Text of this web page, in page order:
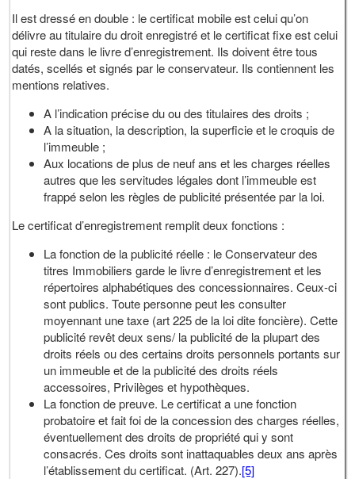
Il est dressé en double : le certificat mobile est celui qu’on
délivre au titulaire du droit enregistré et le certificat fixe est celui
qui reste dans le livre d’enregistrement. Ils doivent être tous
datés, scellés et signés par le conservateur. Ils contiennent les
mentions relatives.
A l’indication précise du ou des titulaires des droits ;
A la situation, la description, la superficie et le croquis de
l’immeuble ;
Aux locations de plus de neuf ans et les charges réelles
autres que les servitudes légales dont l’immeuble est
frappé selon les règles de publicité présentée par la loi.
Le certificat d’enregistrement remplit deux fonctions :
La fonction de la publicité réelle : le Conservateur des
titres Immobiliers garde le livre d’enregistrement et les
répertoires alphabétiques des concessionnaires. Ceux-ci
sont publics. Toute personne peut les consulter
moyennant une taxe (art 225 de la loi dite foncière). Cette
publicité revêt deux sens/ la publicité de la plupart des
droits réels ou des certains droits personnels portants sur
un immeuble et de la publicité des droits réels
accessoires, Privilèges et hypothèques.
La fonction de preuve. Le certificat a une fonction
probatoire et fait foi de la concession des charges réelles,
éventuellement des droits de propriété qui y sont
consacrés. Ces droits sont inattaquables deux ans après
l’établissement du certificat. (Art. 227).[5]